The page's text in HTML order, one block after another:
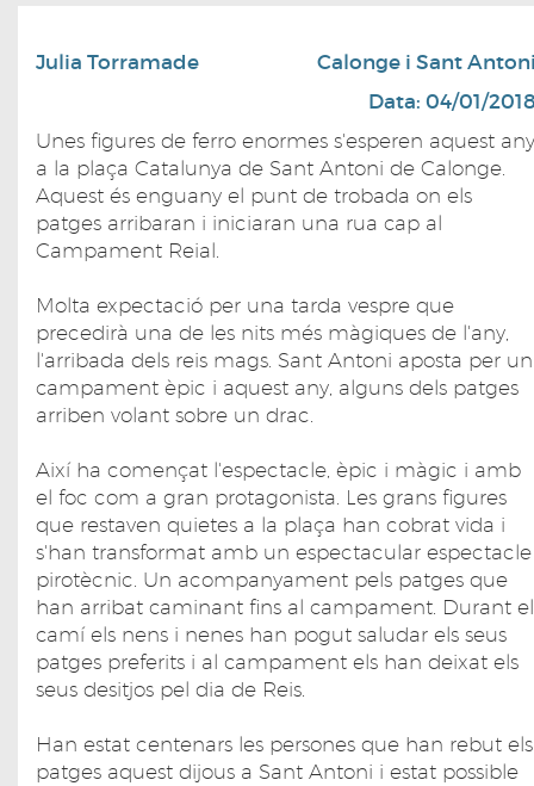
Julia Torramade
Calonge i Sant
Data: 04/01/
Unes figures de ferro enormes s'esperen aquest any
a la plaça Catalunya de Sant Antoni de Calonge.
Aquest és enguany el punt de trobada on els
patges arribaran i iniciaran una rua cap al
Campament Reial.
Molta expectació per una tarda vespre que
precedirà una de les nits més màgiques de l'any,
l'arribada dels reis mags. Sant Antoni aposta per un
campament èpic i aquest any, alguns dels patges
arriben volant sobre un drac.
Així ha començat l'espectacle, èpic i màgic i amb
el foc com a gran protagonista. Les grans figures
que restaven quietes a la plaça han cobrat vida i
s'han transformat amb un espectacular espectacle
pirotècnic. Un acompanyament pels patges que
han arribat caminant fins al campament. Durant el
camí els nens i nenes han pogut saludar els seus
patges preferits i al campament els han deixat els
seus desitjos pel dia de Reis.
Han estat centenars les persones que han rebut els
patges aquest dijous a Sant Antoni i estat possible